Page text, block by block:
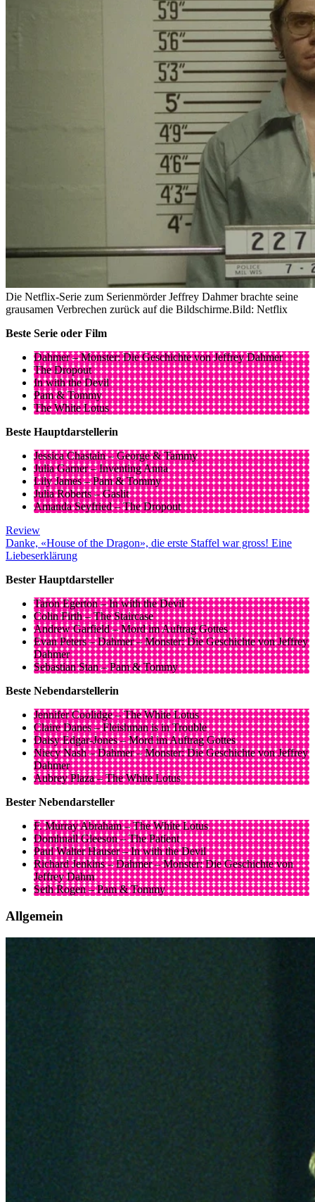
Die Netflix-Serie zum Serienmörder Jeffrey Dahmer brachte seine
grausamen Verbrechen zurück auf die Bildschirme.Bild: Netflix
Beste Serie oder Film
Dahmer – Monster: Die Geschichte von Jeffrey Dahmer
The Dropout
In with the Devil
Pam & Tommy
The White Lotus
Beste Hauptdarstellerin
Jessica Chastain – George & Tammy
Julia Garner – Inventing Anna
Lily James – Pam & Tommy
Julia Roberts – Gaslit
Amanda Seyfried – The Dropout
Review
Danke, «House of the Dragon», die erste Staffel war gross! Eine
Liebeserklärung
Bester Hauptdarsteller
Taron Egerton – In with the Devil
Colin Firth – The Staircase
Andrew Garfield – Mord im Auftrag Gottes
Evan Peters – Dahmer – Monster: Die Geschichte von Jeffrey
Dahmer
Sebastian Stan – Pam & Tommy
Beste Nebendarstellerin
Jennifer Coolidge – The White Lotus
Claire Danes – Fleishman is in Trouble
Daisy Edgar-Jones – Mord im Auftrag Gottes
Niecy Nash – Dahmer – Monster: Die Geschichte von Jeffrey
Dahmer
Aubrey Plaza – The White Lotus
Bester Nebendarsteller
F. Murray Abraham – The White Lotus
Domhnall Gleeson – The Patient
Paul Walter Hauser – In with the Devil
Richard Jenkins – Dahmer – Monster: Die Geschichte von
Jeffrey Dahm
Seth Rogen – Pam & Tommy
Allgemein